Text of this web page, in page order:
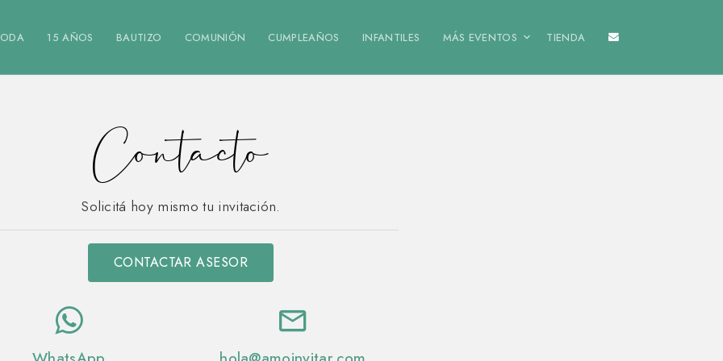
15 AÑOS BAUTIZO COMUNIÓN CUMPLEAÑOS INFANTILES MÁS EVENTOS TIENDA
Contacto
Solicitá hoy mismo tu invitación.
CONTACTAR ASESOR